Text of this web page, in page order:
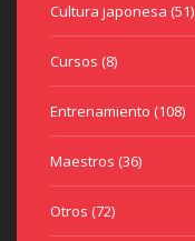
Cultura japonesa (51)
Cursos (8)
Entrenamiento (108)
Maestros (36)
Otros (72)